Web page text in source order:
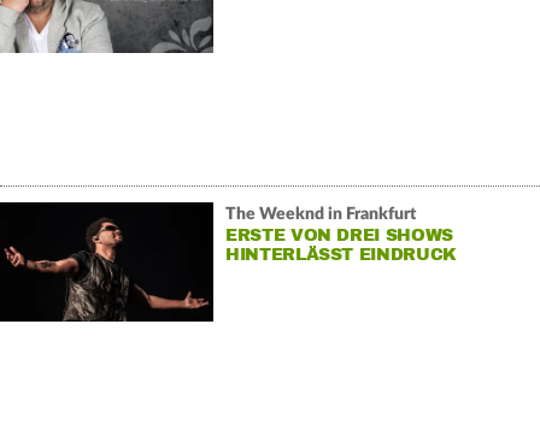
The Weeknd in Frankfurt
ERSTE VON DREI SHOWS
HINTERLÄSST EINDRUCK